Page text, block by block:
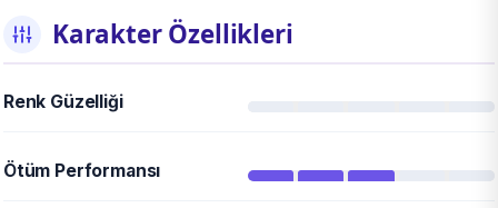
Karakter Özellikleri
Renk Güzelliği
Ötüm Performansı